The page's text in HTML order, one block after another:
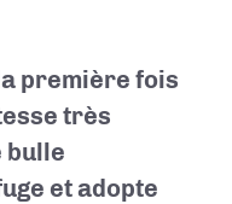
première fois
très
bulle
et adopte